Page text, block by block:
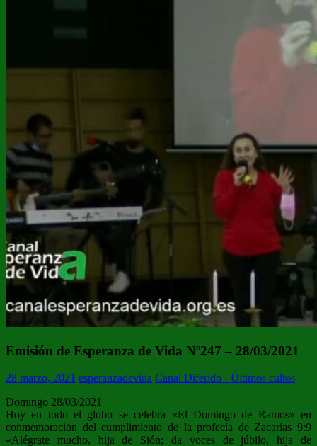
Emisión de Esperanza de Vida Nº247 – 28/03/2021
28 marzo, 2021 esperanzadevida Canal Diferido - Últimos cultos
Domingo 28/03/2021
Hoy en todo el globo se celebra «El Domingo de Ramos» en
conmemoración del cumplimiento de la profecía de Zacarías 9:9
«Alégrate mucho, hija de Sión; da voces de júbilo, hija de